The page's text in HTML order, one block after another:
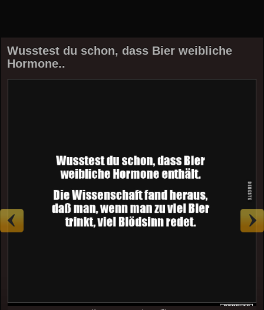
Wusstest du schon, dass Bier weibliche
Hormone..